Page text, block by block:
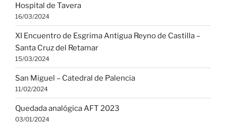
Hospital de Tavera
16/03/2024
XI Encuentro de Esgrima Antigua Reyno de Castilla –
Santa Cruz del Retamar
15/03/2024
San Miguel – Catedral de Palencia
11/02/2024
Quedada analógica AFT 2023
03/01/2024